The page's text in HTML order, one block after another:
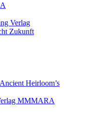
Verlag
Zukunft
Heirloom’s
MMMARA